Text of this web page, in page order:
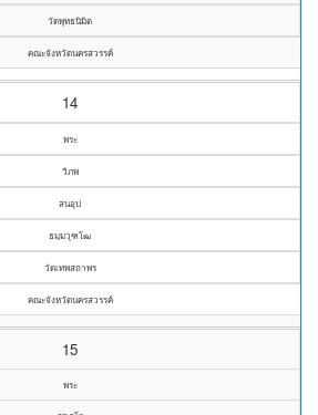
วัดพุทธนิมิต
คณะจังหวัดนครสวรรค์
14
พระ
วิภพ
สนอุป
ธมฺมวุฑโฒ
วัดเทพสถาพร
คณะจังหวัดนครสวรรค์
15
พระ